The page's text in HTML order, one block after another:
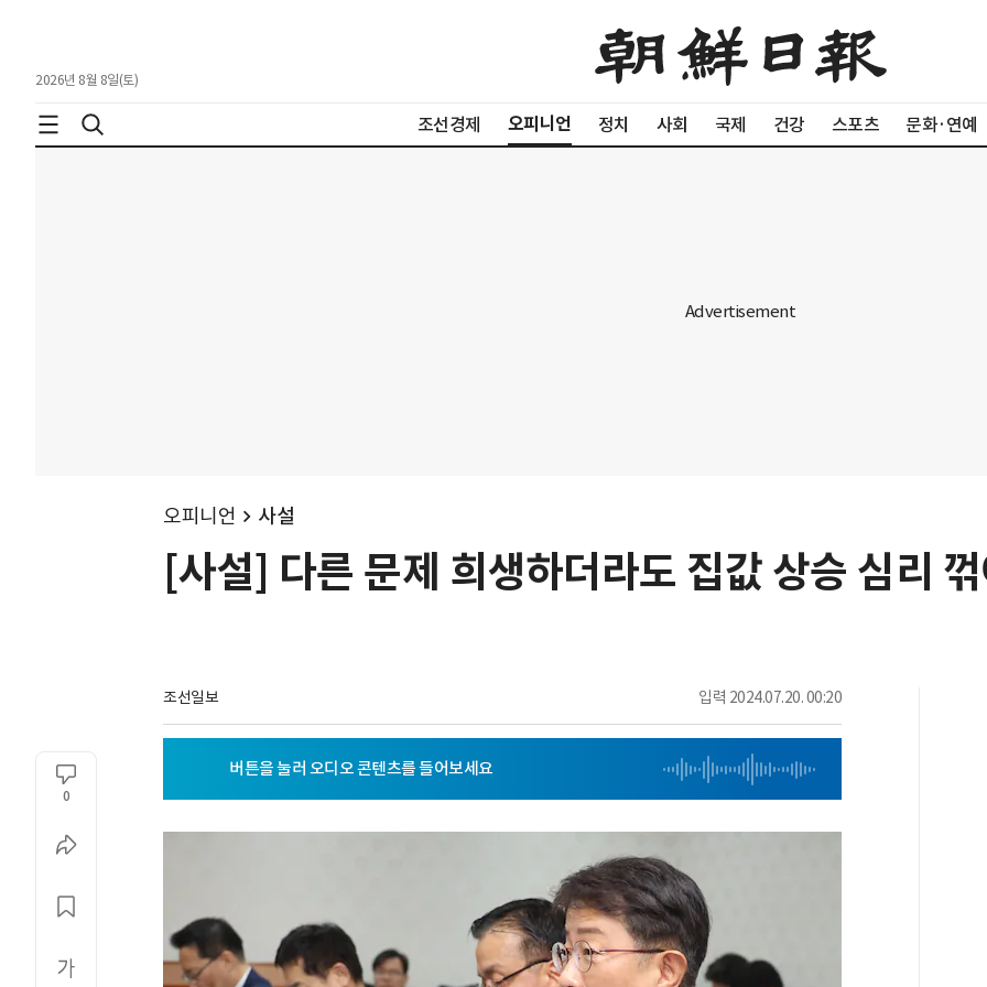
2026년 8월 8일(토)
조선경제 오피니언 정치 사회 국제 건강 스포츠 문화·연예
오피니언 사설
[사설] 다른 문제 희생하더라도 집값 상승 심리
조선일보 입력 2024.07.20. 00:20
0